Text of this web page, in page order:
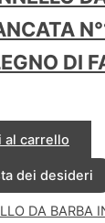
DI
al carrello
dei desideri